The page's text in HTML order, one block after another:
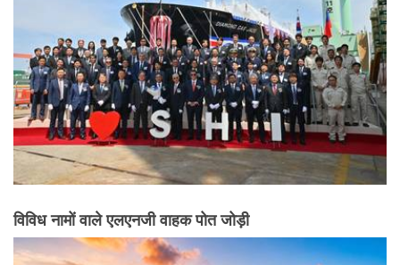
विविध नामों वाले एलएनजी वाहक पोत जोड़ी